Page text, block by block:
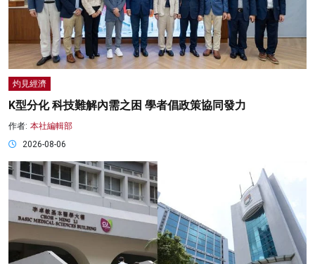
灼見經濟
K型分化 科技難解內需之困 學者倡政策協同發力
作者: 本社編輯部
2026-08-06